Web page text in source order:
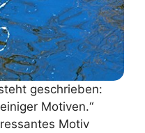
geschrieben:
Motiven.“
Motiv